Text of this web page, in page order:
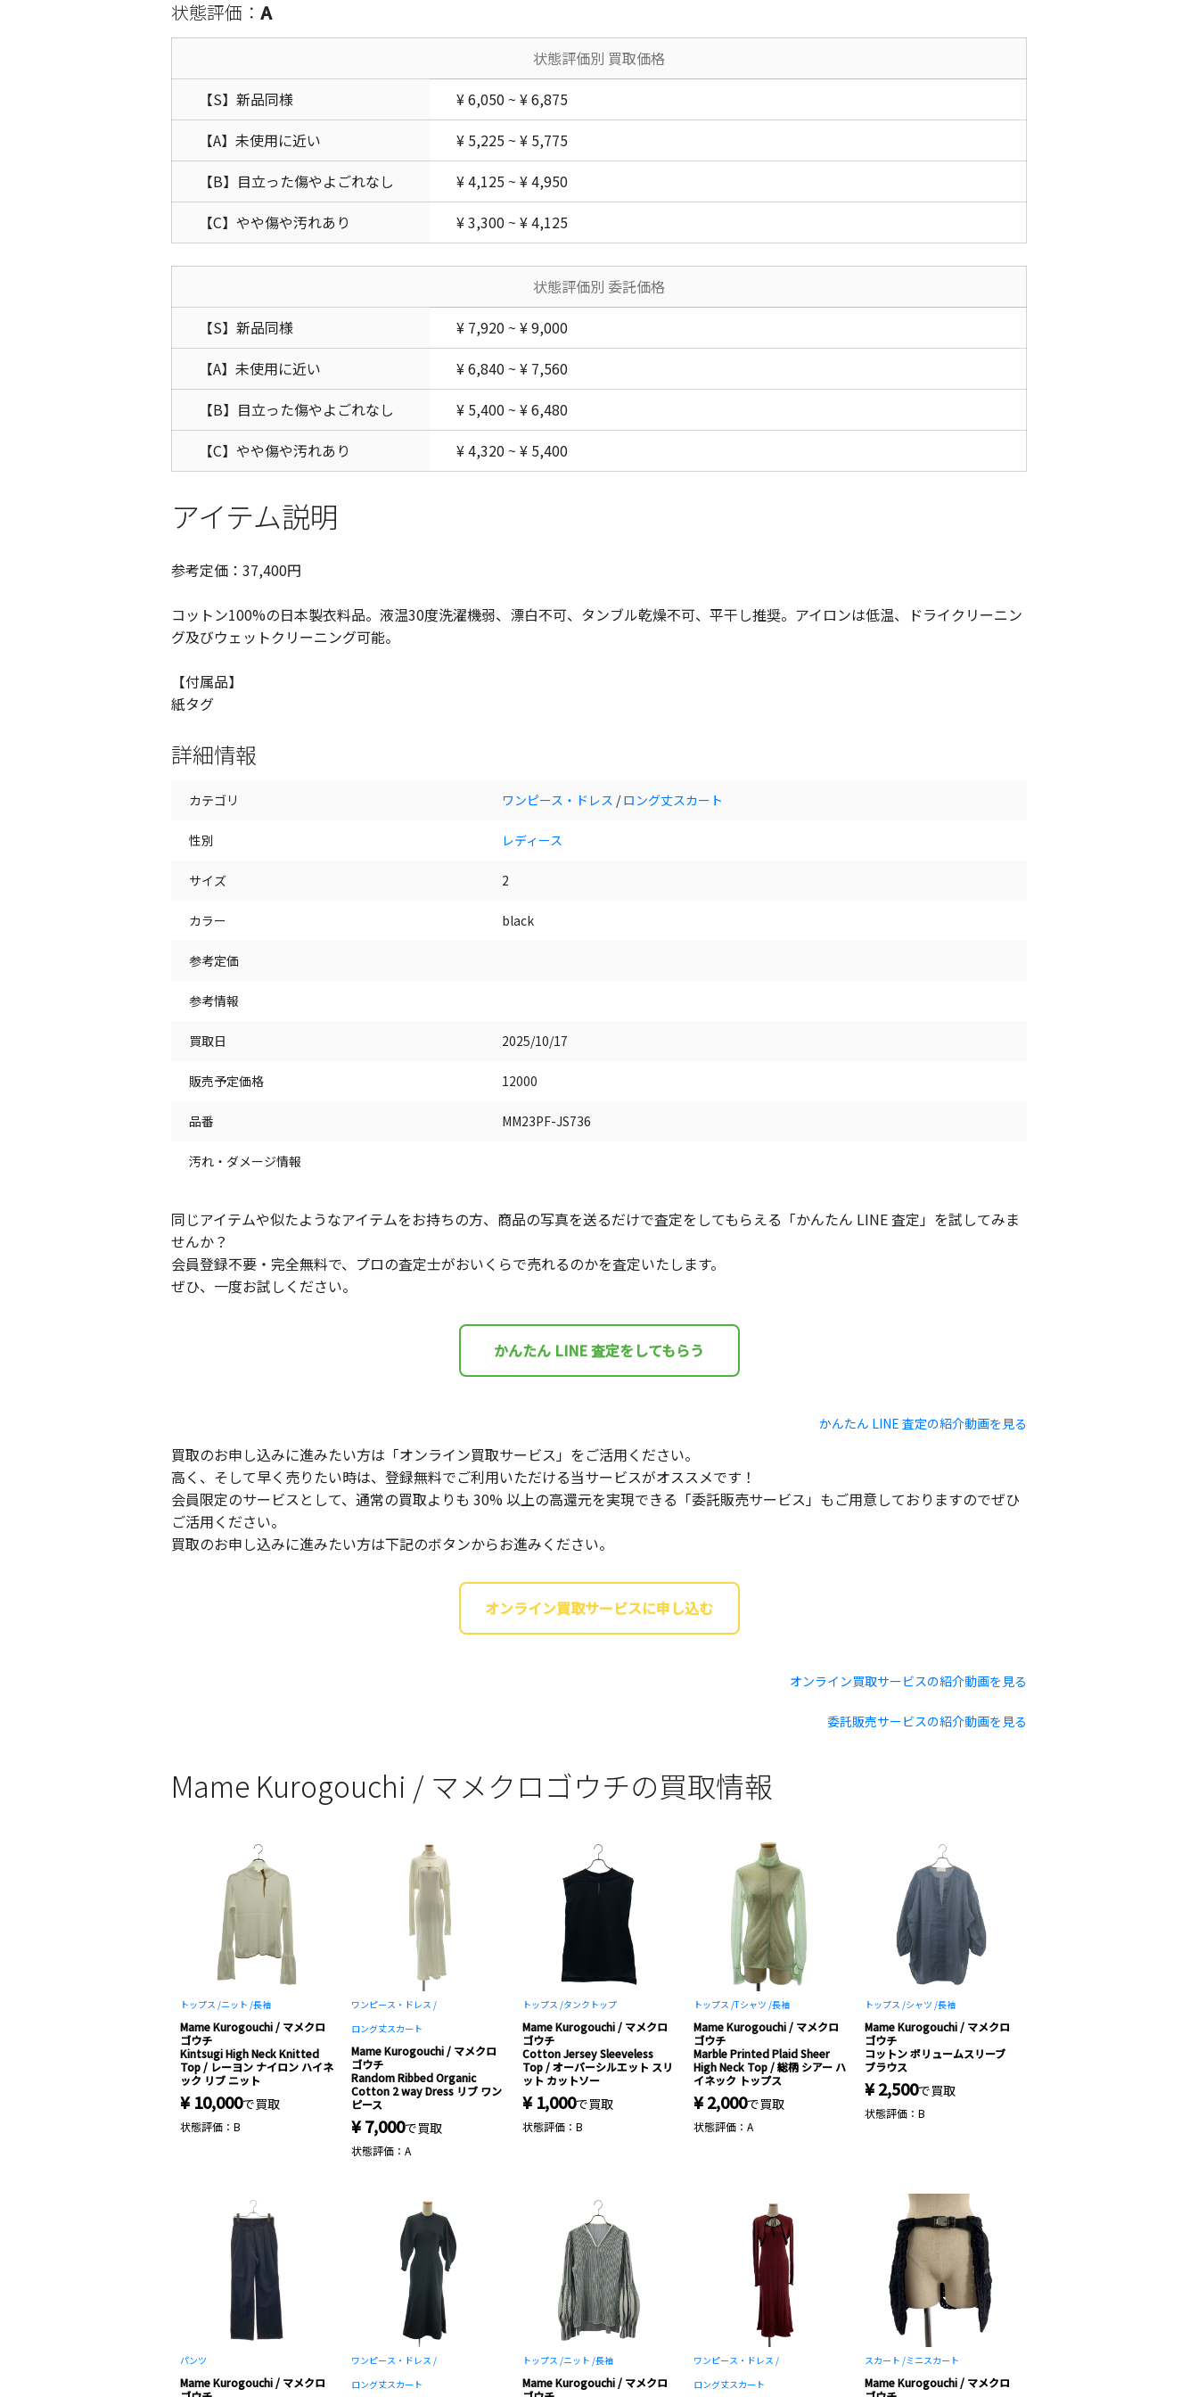
状態評価： A
状態評価別 買取価格
【S】新品同様
¥ 6,050 ~ ¥ 6,875
【A】未使用に近い
¥ 5,225 ~ ¥ 5,775
【B】目立った傷やよごれなし
¥ 4,125 ~ ¥ 4,950
【C】やや傷や汚れあり
¥ 3,300 ~ ¥ 4,125
状態評価別 委託価格
【S】新品同様
¥ 7,920 ~ ¥ 9,000
【A】未使用に近い
¥ 6,840 ~ ¥ 7,560
【B】目立った傷やよごれなし
¥ 5,400 ~ ¥ 6,480
【C】やや傷や汚れあり
¥ 4,320 ~ ¥ 5,400
アイテム説明
参考定価：37,400円
コットン100%の日本製衣料品。液温30度洗濯機弱、漂白不可、タンブル乾燥不可、平干し推奨。アイロンは低温、ドライクリーニン
グ及びウェットクリーニング可能。
【付属品】
紙タグ
詳細情報
カテゴリ ワンピース・ドレス /ロング丈スカート
性別 レディース
サイズ 2
カラー black
参考定価
参考情報
買取日 2025/10/17
販売予定価格 12000
品番 MM23PF-JS736
汚れ・ダメージ情報
同じアイテムや似たようなアイテムをお持ちの方、商品の写真を送るだけで査定をしてもらえる「かんたん LINE 査定」を試してみま
せんか？
会員登録不要・完全無料で、プロの査定士がおいくらで売れるのかを査定いたします。
ぜひ、一度お試しください。
かんたん LINE 査定をしてもらう
かんたん LINE 査定の紹介動画を見る
買取のお申し込みに進みたい方は「オンライン買取サービス」をご活用ください。
高く、そして早く売りたい時は、登録無料でご利用いただける当サービスがオススメです！
会員限定のサービスとして、通常の買取よりも 30% 以上の高還元を実現できる「委託販売サービス」もご用意しておりますのでぜひ
ご活用ください。
買取のお申し込みに進みたい方は下記のボタンからお進みください。
オンライン買取サービスに申し込む
オンライン買取サービスの紹介動画を見る
委託販売サービスの紹介動画を見る
Mame Kurogouchi / マメクロゴウチの買取情報
トップス /ニット /長袖
Mame Kurogouchi / マメクロ
ゴウチ
Kintsugi High Neck Knitted
Top / レーヨン ナイロン ハイネ
ック リブ ニット
¥ 10,000で買取
状態評価：B
ワンピース・ドレス /
ロング丈スカート
Mame Kurogouchi / マメクロ
ゴウチ
Random Ribbed Organic
Cotton 2 way Dress リブ ワン
ピース
¥ 7,000で買取
状態評価：A
トップス /タンクトップ
Mame Kurogouchi / マメクロ
ゴウチ
Cotton Jersey Sleeveless
Top / オーバーシルエット スリ
ット カットソー
¥ 1,000で買取
状態評価：B
トップス /Tシャツ /長袖
Mame Kurogouchi / マメクロ
ゴウチ
Marble Printed Plaid Sheer
High Neck Top / 総柄 シアー ハ
イネック トップス
¥ 2,000で買取
状態評価：A
トップス /シャツ /長袖
Mame Kurogouchi / マメクロ
ゴウチ
コットン ボリュームスリーブ
ブラウス
¥ 2,500で買取
状態評価：B
パンツ
Mame Kurogouchi / マメクロ
ワンピース・ドレス /
ロング丈スカート
トップス /ニット /長袖
Mame Kurogouchi / マメクロ
ワンピース・ドレス /
ロング丈スカート
スカート /ミニスカート
Mame Kurogouchi / マメクロ